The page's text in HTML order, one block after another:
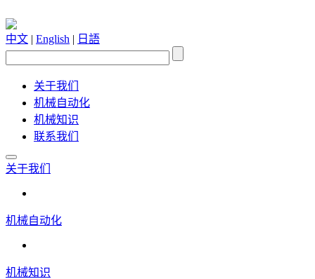
中文 | English | 日語
关于我们
机械自动化
机械知识
联系我们
关于我们
机械自动化
机械知识